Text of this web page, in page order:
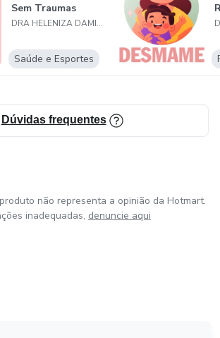
Sem Traumas
DRA HELENIZA DAMICO PEDIATRA
Saúde e Esportes
Dúvidas frequentes
não representa a opinião da Hotmart.
inadequadas, denuncie aqui